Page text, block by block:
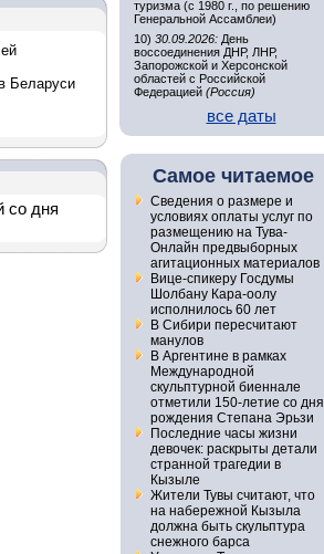
Беларуси
со дня
туризма (с 1980 г., по решению
Генеральной Ассамблеи)
10) 30.09.2026: День
воссоединения ДНР, ЛНР,
Запорожской и Херсонской
областей с Российской
Федерацией (Россия)
все даты
Самое читаемое
Сведения о размере и
условиях оплаты услуг по
размещению на Тува-
Онлайн предвыборных
агитационных материалов
Вице-спикеру Госдумы
Шолбану Кара-оолу
исполнилось 60 лет
В Сибири пересчитают
манулов
В Аргентине в рамках
Международной
скульптурной биеннале
отметили 150-летие со дня
рождения Степана Эрьзи
Последние часы жизни
девочек: раскрыты детали
странной трагедии в
Кызыле
Жители Тувы считают, что
на набережной Кызыла
должна быть скульптура
снежного барса